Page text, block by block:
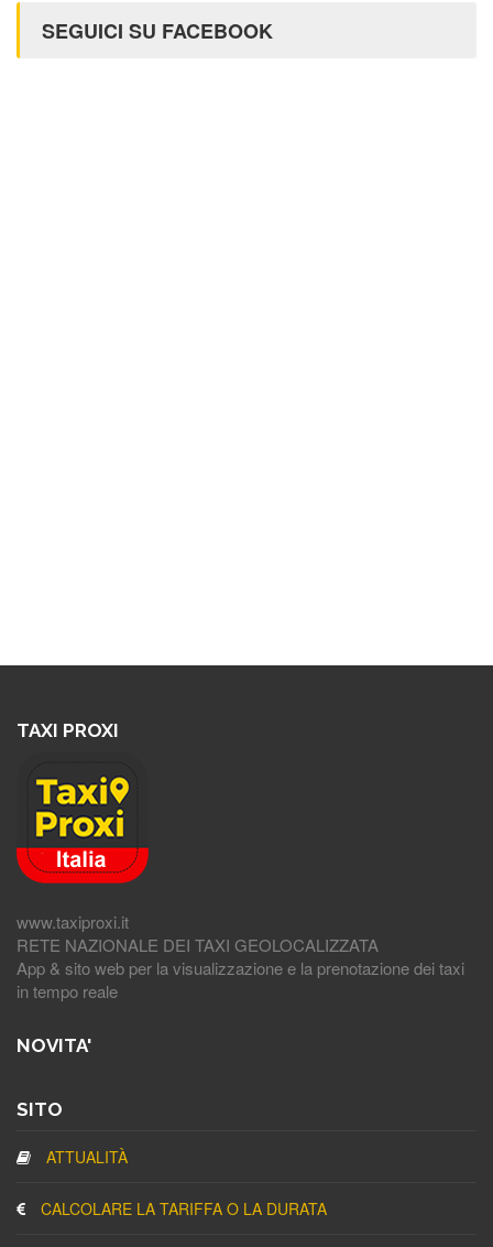
SEGUICI SU FACEBOOK
TAXI PROXI
www.taxiproxi.it
RETE NAZIONALE DEI TAXI GEOLOCALIZZATA
App & sito web per la visualizzazione e la prenotazione dei taxi
in tempo reale
NOVITA'
SITO
ATTUALITÀ
CALCOLARE LA TARIFFA O LA DURATA